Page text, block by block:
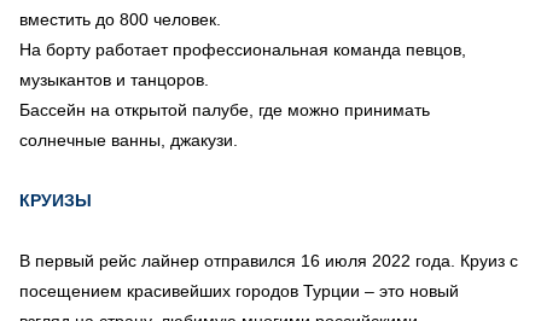
вместить до 800 человек.
На борту работает профессиональная команда певцов,
музыкантов и танцоров.
Бассейн на открытой палубе, где можно принимать
солнечные ванны, джакузи.
КРУИЗЫ
В первый рейс лайнер отправился 16 июля 2022 года. Круиз с
посещением красивейших городов Турции – это новый